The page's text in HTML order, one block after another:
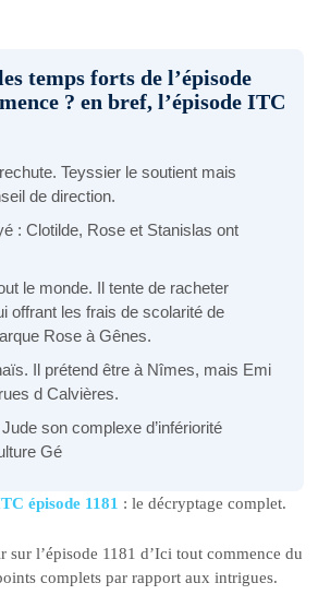
temps forts de l’épisode
? en bref, l’épisode ITC
Teyssier le soutient mais
de direction.
: Clotilde, Rose et Stanislas ont
le monde. Il tente de racheter
offrant les frais de scolarité de
Rose à Gênes.
Il prétend être à Nîmes, mais Emi
d Calvières.
son complexe d’infériorité
Gé
épisode 1181 : le décryptage complet.
sur l’épisode 1181 d’Ici tout commence du
complets par rapport aux intrigues.